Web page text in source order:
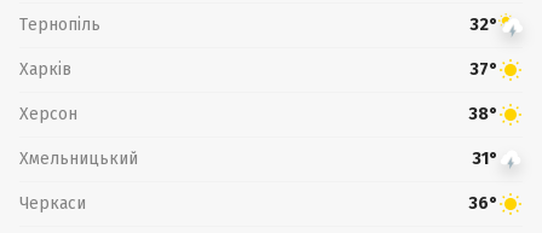
Тернопіль 32°
Харків 37°
Херсон 38°
Хмельницький 31°
Черкаси 36°